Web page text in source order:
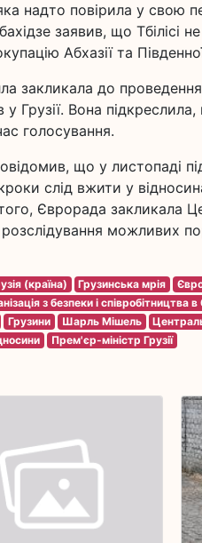
надто повірила у
заявив, що Тбілісі
Абхазії та
закликала до
Грузії. Вона
голосування.
що у листопаді
слід вжити у
Єврорада закликала
розслідування можливих
(країна) Грузинська мрія
з безпеки і співробітництва в
Грузини Шарль Мішель
Прем'єр-міністр Грузії